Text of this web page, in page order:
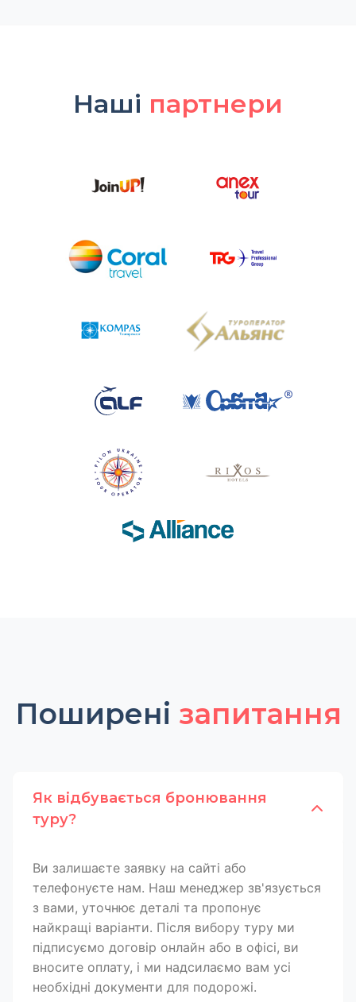
Наші партнери
Поширені запитання
Як відбувається бронювання
туру?
Ви залишаєте заявку на сайті або
телефонуєте нам. Наш менеджер зв'язується
з вами, уточнює деталі та пропонує
найкращі варіанти. Після вибору туру ми
підписуємо договір онлайн або в офісі, ви
вносите оплату, і ми надсилаємо вам усі
необхідні документи для подорожі.